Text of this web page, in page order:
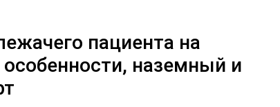
пациента на
наземный и